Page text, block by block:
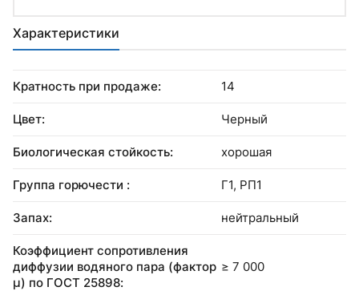
Характеристики
Кратность при продаже: 14
Цвет: Черный
Биологическая стойкость: хорошая
Группа горючести : Г1, РП1
Запах: нейтральный
Коэффициент сопротивления
диффузии водяного пара (фактор
μ) по ГОСТ 25898:
≥ 7 000